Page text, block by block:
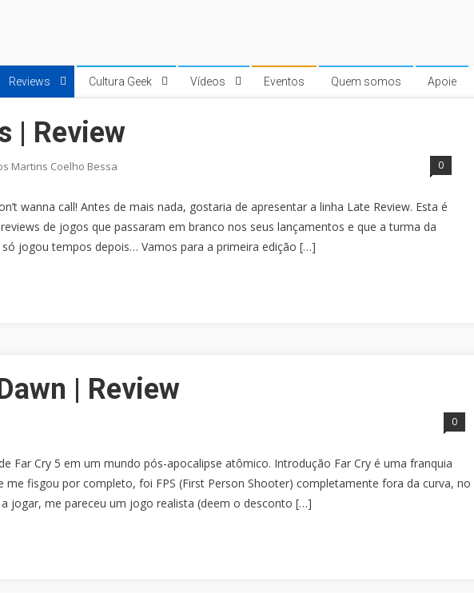
Reviews Cultura Geek Vídeos Eventos Quem somos Apoie
| Review
Martins Coelho Bessa 0
wanna call! Antes de mais nada, gostaria de apresentar a linha Late Review. Esta é
de jogos que passaram em branco nos seus lançamentos e que a turma da
só jogou tempos depois… Vamos para a primeira edição […]
| Review
0
Far Cry 5 em um mundo pós-apocalipse atômico. Introdução Far Cry é uma franquia
me fisgou por completo, foi FPS (First Person Shooter) completamente fora da curva, no
jogar, me pareceu um jogo realista (deem o desconto […]